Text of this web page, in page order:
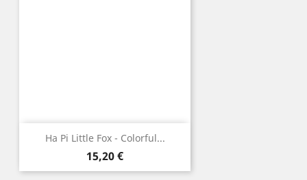
Ha Pi Little Fox - Colorful...
Prix
15,20 €